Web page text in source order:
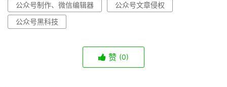
公众号制作、微信编辑器
公众号文章侵权
公众号黑科技
赞 (0)